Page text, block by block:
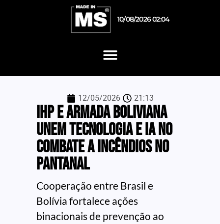
10/08/2026 02:04
12/05/2026 21:13
IHP e Armada Boliviana
unem tecnologia e IA no
combate a incêndios no
Pantanal
Cooperação entre Brasil e
Bolívia fortalece ações
binacionais de prevenção ao